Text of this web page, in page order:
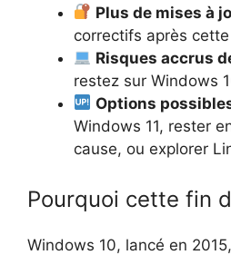
Plus de mises à
correctifs après
Risques accrus
restez sur Windows
Options
Windows 11, rester
cause, ou explorer
Pourquoi cette fin
Windows 10, lancé en